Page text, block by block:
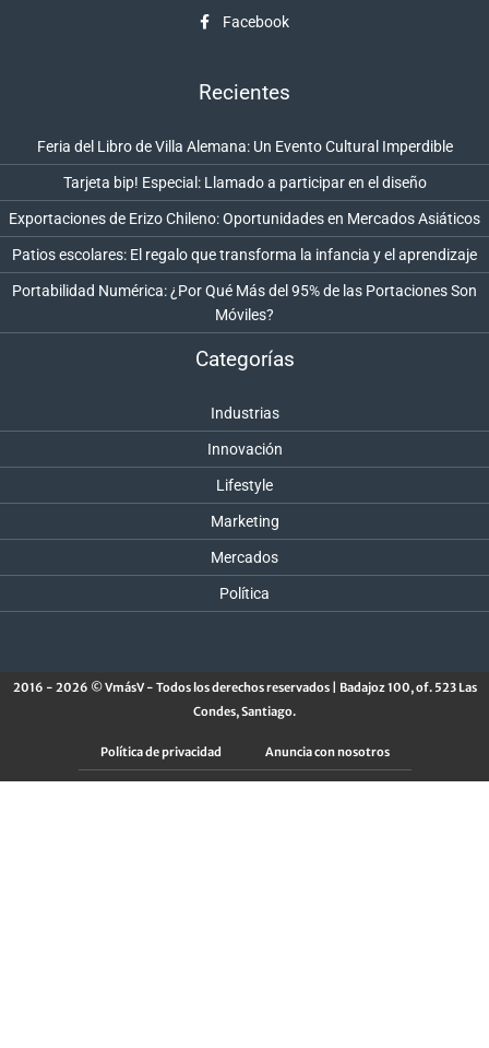
Facebook
Recientes
Feria del Libro de Villa Alemana: Un Evento Cultural Imperdible
Tarjeta bip! Especial: Llamado a participar en el diseño
Exportaciones de Erizo Chileno: Oportunidades en Mercados Asiáticos
Patios escolares: El regalo que transforma la infancia y el aprendizaje
Portabilidad Numérica: ¿Por Qué Más del 95% de las Portaciones Son
Móviles?
Categorías
Industrias
Innovación
Lifestyle
Marketing
Mercados
Política
2016 - 2026 © VmásV - Todos los derechos reservados | Badajoz 100, of. 523 Las
Condes, Santiago.
Política de privacidad Anuncia con nosotros